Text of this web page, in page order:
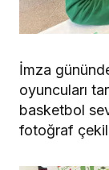
İmza
oyuncuları
basketbol
fotoğraf